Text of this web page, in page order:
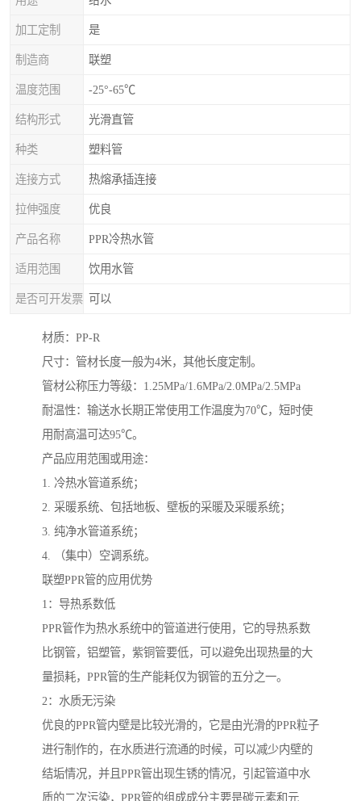
加工定制 是
制造商 联塑
温度范围 -25°-65℃
结构形式 光滑直管
种类 塑料管
连接方式 热熔承插连接
拉伸强度 优良
产品名称 PPR冷热水管
适用范围 饮用水管
是否可开发票 可以
材质：PP-R
尺寸：管材长度一般为4米，其他长度定制。
管材公称压力等级：1.25MPa/1.6MPa/2.0MPa/2.5MPa
耐温性：输送水长期正常使用工作温度为70℃，短时使
用耐高温可达95℃。
产品应用范围或用途：
1. 冷热水管道系统；
2. 采暖系统、包括地板、壁板的采暖及采暖系统；
3. 纯净水管道系统；
4. （集中）空调系统。
联塑PPR管的应用优势
1：导热系数低
PPR管作为热水系统中的管道进行使用，它的导热系数
比钢管，铝塑管，紫铜管要低，可以避免出现热量的大
量损耗，PPR管的生产能耗仅为钢管的五分之一。
2：水质无污染
优良的PPR管内壁是比较光滑的，它是由光滑的PPR粒子
进行制作的，在水质进行流通的时候，可以减少内壁的
结垢情况，并且PPR管出现生锈的情况，引起管道中水
质的二次污染，PPR管的组成成分主要是碳元素和元